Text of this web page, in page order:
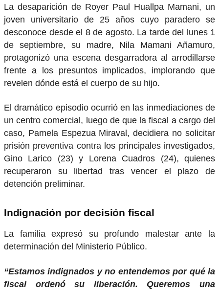
La desaparición de Royer Paul Huallpa Mamani, un
joven universitario de 25 años cuyo paradero se
desconoce desde el 8 de agosto. La tarde del lunes 1
de septiembre, su madre, Nila Mamani Añamuro,
protagonizó una escena desgarradora al arrodillarse
frente a los presuntos implicados, implorando que
revelen dónde está el cuerpo de su hijo.
El dramático episodio ocurrió en las inmediaciones de
un centro comercial, luego de que la fiscal a cargo del
caso, Pamela Espezua Miraval, decidiera no solicitar
prisión preventiva contra los principales investigados,
Gino Larico (23) y Lorena Cuadros (24), quienes
recuperaron su libertad tras vencer el plazo de
detención preliminar.
Indignación por decisión fiscal
La familia expresó su profundo malestar ante la
determinación del Ministerio Público.
“Estamos indignados y no entendemos por qué la
fiscal ordenó su liberación. Queremos una